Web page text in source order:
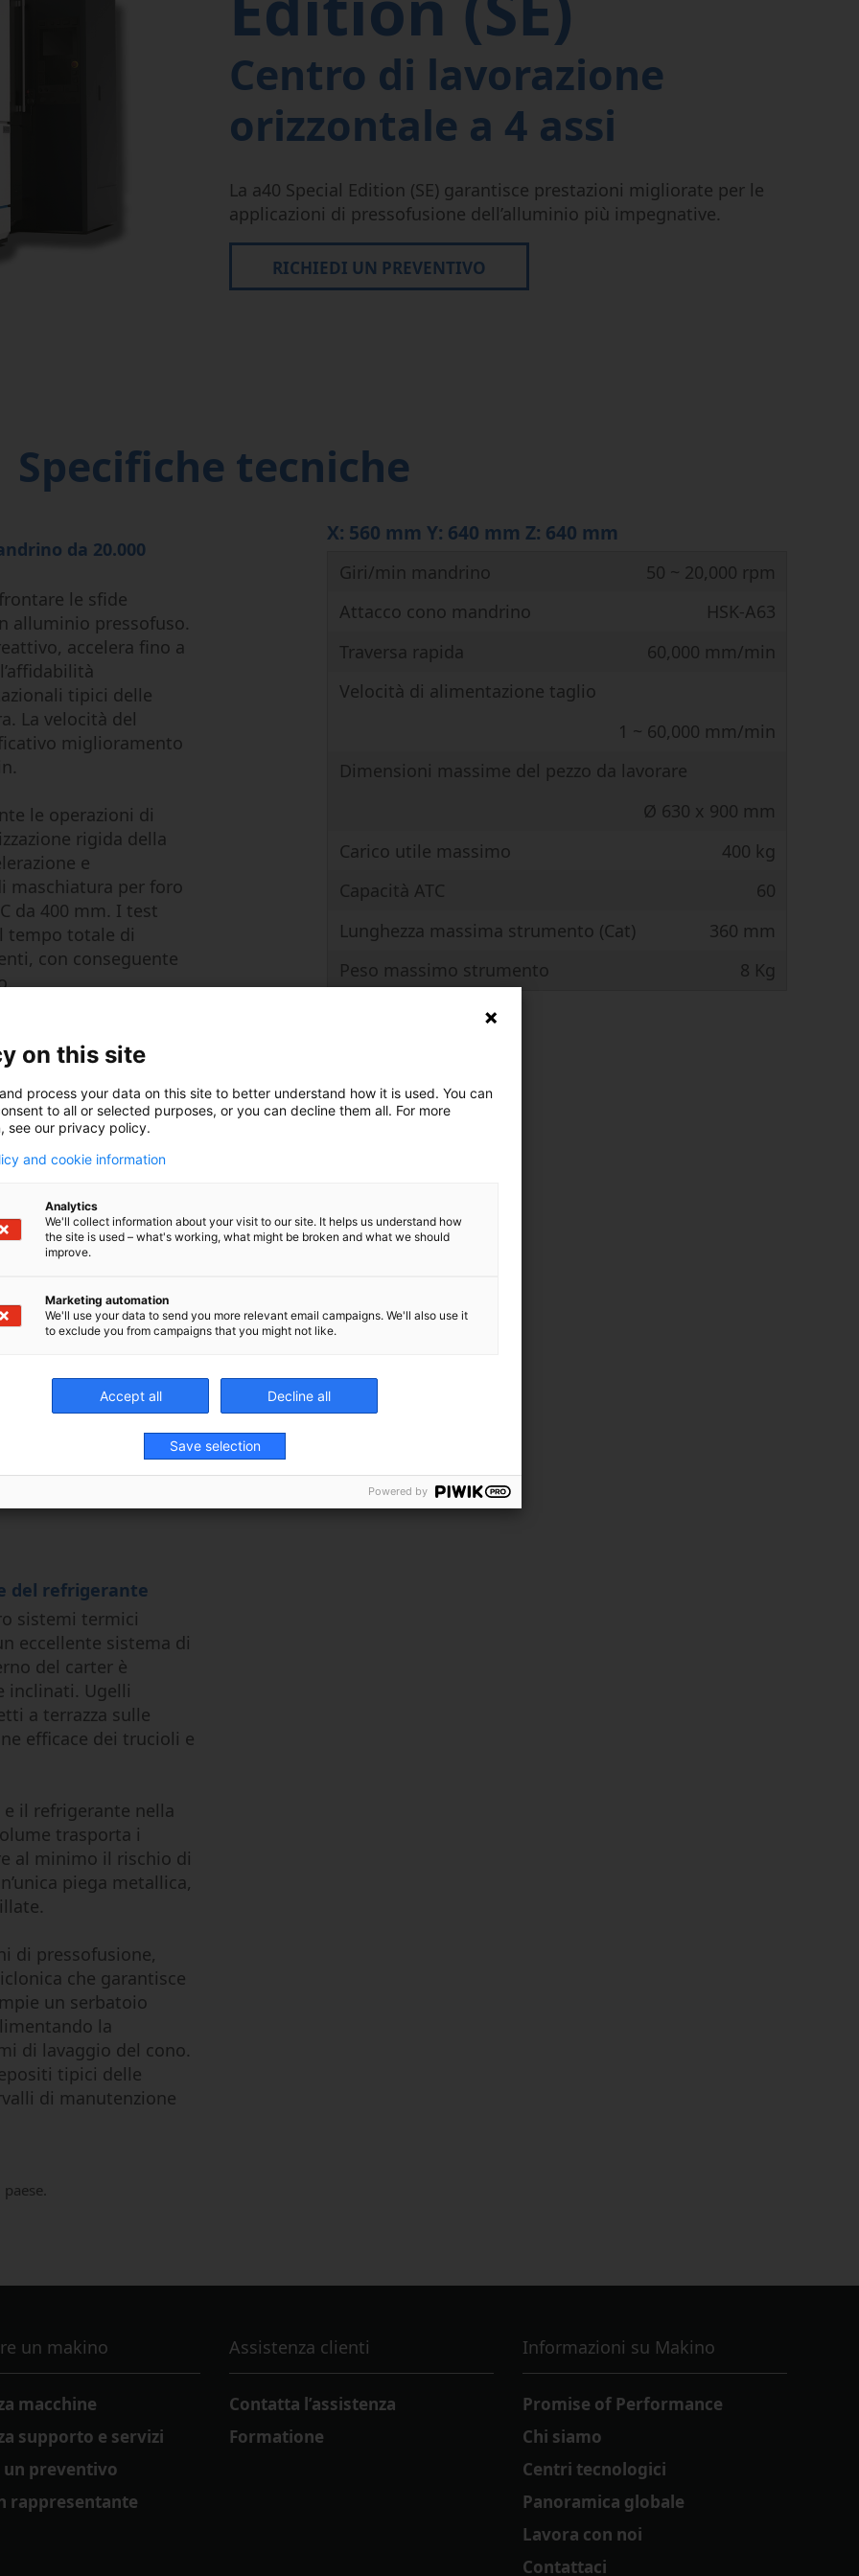
Semi-Conductor
Centro di lavorazione
orizzontale a 4 assi
La a40 Special Edition (SE) garantisce prestazioni migliorate per le
applicazioni di pressofusione dell’alluminio più impegnative.
RICHIEDI UN PREVENTIVO
Specifiche tecniche
da 20.000
le sfide
alluminio pressofuso.
accelera fino a
tipici delle
La velocità del
miglioramento
le operazioni di
rigida della
e
maschiatura per foro
da 400 mm. I test
tempo totale di
con conseguente
un anello in acciaio
(rispetto ai 40 della
ha già
Makino
l’utensile
di preriscaldo, con
(min.) e 4,8 secondi
il peso
dell’anello riducendo
l’integrazione in un
sistema idraulico
in linea
automatiche sono
del refrigerante
sistemi termici
eccellente sistema di
del carter è
inclinati. Ugelli
a terrazza sulle
efficace dei trucioli e
il refrigerante nella
trasporta i
al minimo il rischio di
piega metallica,
di pressofusione,
che garantisce
un serbatoio
la
di lavaggio del cono.
tipici delle
di manutenzione
X: 560 mm Y: 640 mm Z: 640 mm
Giri/min mandrino
50 ~ 20,000 rpm
Attacco cono mandrino
HSK-A63
Traversa rapida
60,000 mm/min
Velocità di alimentazione taglio
1 ~ 60,000 mm/min
Dimensioni massime del pezzo da lavorare
Ø 630 x 900 mm
Carico utile massimo
400 kg
Capacità ATC
60
Lunghezza massima strumento (Cat)
360 mm
Peso massimo strumento
8 Kg
un makino
macchine
supporto e servizi
un preventivo
rappresentante
Assistenza clienti
Contatta l’assistenza
Formatione
Informazioni su Makino
Promise of Performance
Chi siamo
Centri tecnologici
Panoramica globale
Lavora con noi
Contattaci
on this site
process your data on this site to better understand how it is used. You can
to all or selected purposes, or you can decline them all. For more
see our privacy policy.
and cookie information
Analytics
We'll collect information about your visit to our site. It helps us understand how
the site is used – what's working, what might be broken and what we should
improve.
Marketing automation
We'll use your data to send you more relevant email campaigns. We'll also use it
to exclude you from campaigns that you might not like.
Accept all Decline all
Save selection
Powered by